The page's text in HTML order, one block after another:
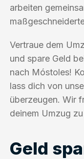
arbeiten
Vertraue dem
und spare Geld
nach Móstoles!
lass dich von
überzeugen. Wir
deinem Umzug
Geld